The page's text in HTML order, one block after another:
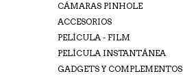
CÁMARAS PINHOLE
ACCESORIOS
PELÍCULA - FILM
PELÍCULA INSTANTÁNEA
GADGETS Y COMPLEMENTOS